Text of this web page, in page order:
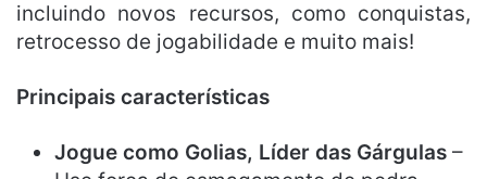
incluindo novos recursos, como conquistas,
retrocesso de jogabilidade e muito mais!
Principais características
Jogue como Golias, Líder das Gárgulas –